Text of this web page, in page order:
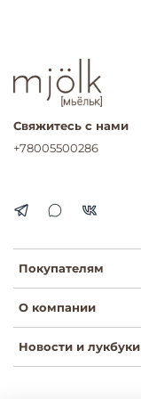
Покупателям
О компании
Новости и лукбуки
Свяжитесь с нами
+78005500286